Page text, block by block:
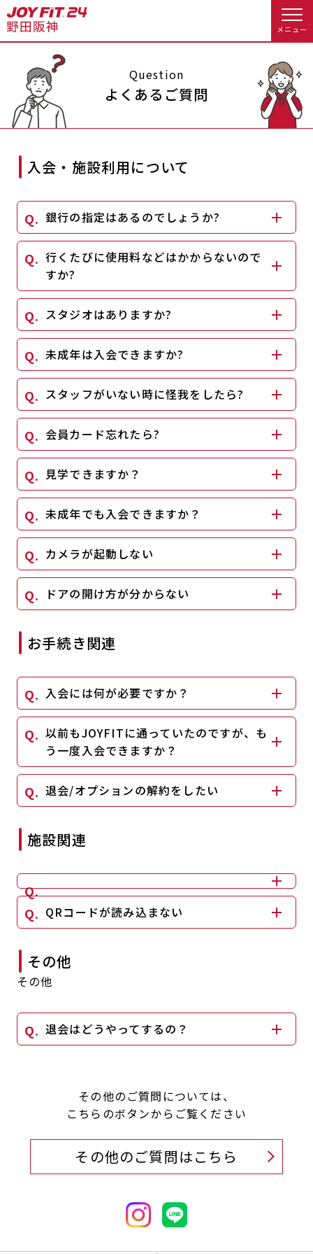
メニュー
店舗トップ
休会お手続き オプション料金
アクセス 店舗情報・サービス
よくあるご質問 店舗へのお問い合わせ
入会するトップ
Appで入会手続き料金・サービス等詳しく見る
入会を悩まれている方へトップ
キャンペーン 料金のご案内
アクセス
見学・体験 入会方法
よくあるご質問 店舗へのお問い合わせ
JOYFIT総合トップ
JOYFIT24 JOYFIT YOGA
JOYFIT+
Question
よくあるご質問
入会・施設利用について
銀行の指定はあるのでしょうか?
行くたびに使用料などはかからないので
すか?
スタジオはありますか?
未成年は入会できますか?
スタッフがいない時に怪我をしたら?
会員カード忘れたら?
見学できますか？
未成年でも入会できますか？
カメラが起動しない
ドアの開け方が分からない
お手続き関連
入会には何が必要ですか？
以前もJOYFITに通っていたのですが、も
う一度入会できますか？
退会/オプションの解約をしたい
施設関連
QRコードが読み込まない
その他
その他
退会はどうやってするの？
その他のご質問については、
こちらのボタンからご覧ください
その他のご質問はこちら